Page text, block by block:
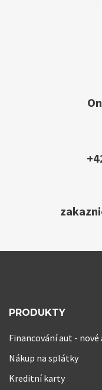
PRODUKTY
Financování aut - nové
Nákup na splátky
Kreditní karty